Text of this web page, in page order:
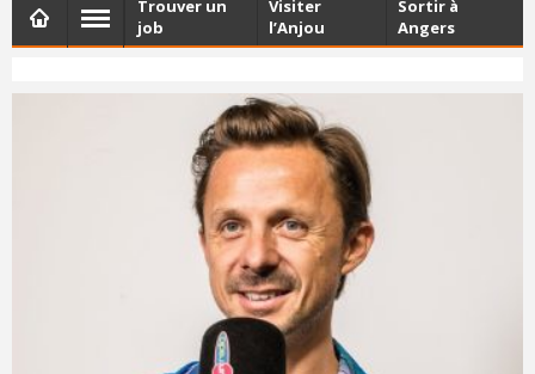
Trouver un
job
Visiter
l’Anjou
Sortir à
Angers